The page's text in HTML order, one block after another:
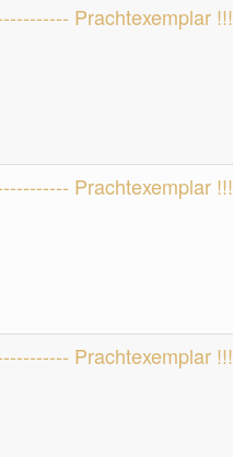
Prachtexemplar !!!
Prachtexemplar !!!
Prachtexemplar !!!